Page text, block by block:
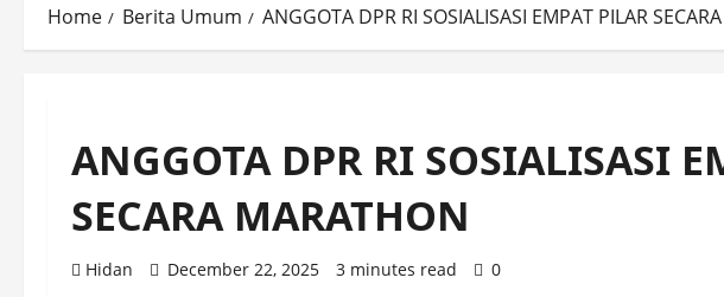
Home Berita Umum ANGGOTA DPR RI SOSIALISASI EMPAT PILAR
ANGGOTA DPR RI SOSIALISASI
SECARA MARATHON
Hidan December 22, 2025 3 minutes read 0